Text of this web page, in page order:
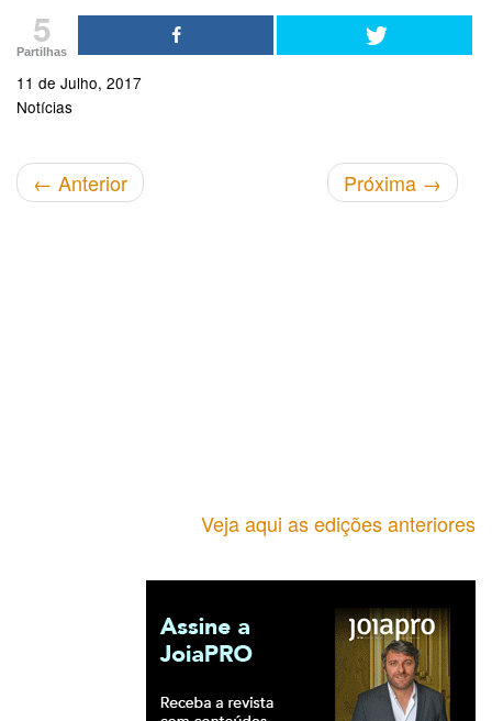
5
Partilhas
11 de Julho, 2017
Notícias
← Anterior Próxima →
Veja aqui as edições anteriores